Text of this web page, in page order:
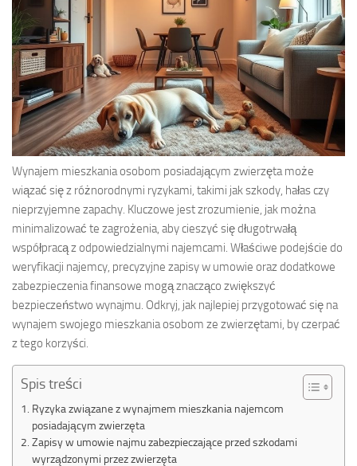
Wynajem mieszkania osobom posiadającym zwierzęta może
wiązać się z różnorodnymi ryzykami, takimi jak szkody, hałas czy
nieprzyjemne zapachy. Kluczowe jest zrozumienie, jak można
minimalizować te zagrożenia, aby cieszyć się długotrwałą
współpracą z odpowiedzialnymi najemcami. Właściwe podejście do
weryfikacji najemcy, precyzyjne zapisy w umowie oraz dodatkowe
zabezpieczenia finansowe mogą znacząco zwiększyć
bezpieczeństwo wynajmu. Odkryj, jak najlepiej przygotować się na
wynajem swojego mieszkania osobom ze zwierzętami, by czerpać
z tego korzyści.
Spis treści
Ryzyka związane z wynajmem mieszkania najemcom
posiadającym zwierzęta
Zapisy w umowie najmu zabezpieczające przed szkodami
wyrządzonymi przez zwierzęta